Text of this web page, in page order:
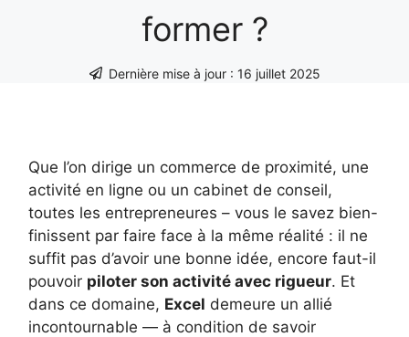
former ?
Dernière mise à jour : 16 juillet 2025
Que l’on dirige un commerce de proximité, une
activité en ligne ou un cabinet de conseil,
toutes les entrepreneures – vous le savez bien-
finissent par faire face à la même réalité : il ne
suffit pas d’avoir une bonne idée, encore faut-il
pouvoir piloter son activité avec rigueur. Et
dans ce domaine, Excel demeure un allié
incontournable — à condition de savoir